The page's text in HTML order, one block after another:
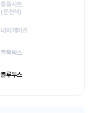
통풍시트
(운전석)
내비게이션
블랙박스
블루투스